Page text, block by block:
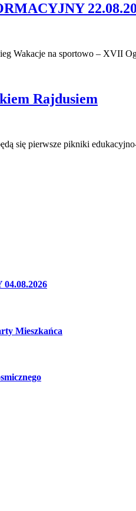
Wakacje na sportowo – XVII
Rajdusiem
się pierwsze pikniki
Mieszkańca